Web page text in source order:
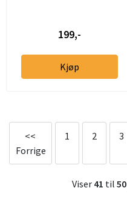
199,-
Kjøp
<<
Forrige
1 2 3
Viser 41 til 50